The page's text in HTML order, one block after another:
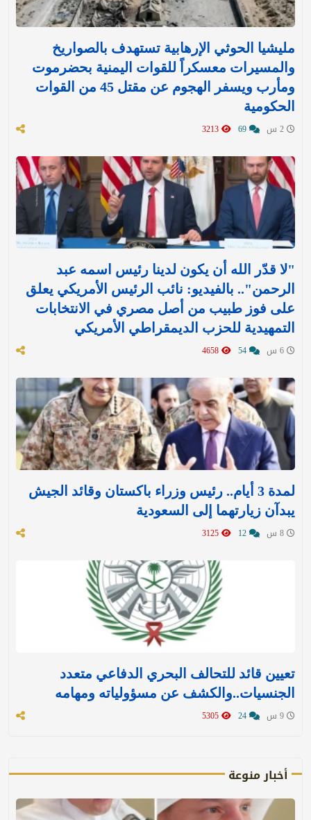
مليشيا الحوثي الإرهابية تستهدف بالصواريخ
والمسيرات معسكراً للقوات اليمنية بحضرموت
ومأرب ويسفر الهجوم عن مقتل 45 من القوات
الحكومية
"لا قدّر الله أن يكون لدينا رئيس اسمه عبد
الرحمن".. بالفيديو: نائب الرئيس الأمريكي يعلق
على فوز طبيب من أصل مصري في الانتخابات
التمهيدية للحزب الديمقراطي الأمريكي
لمدة 3 أيام.. رئيس وزراء باكستان وقائد الجيش
يبدآن زيارتهما إلى السعودية
تعيين قائد للتحالف البحري الدفاعي متعدد
الجنسيات..والكشف عن مسؤولياته ومهامه
أخبار منوعة